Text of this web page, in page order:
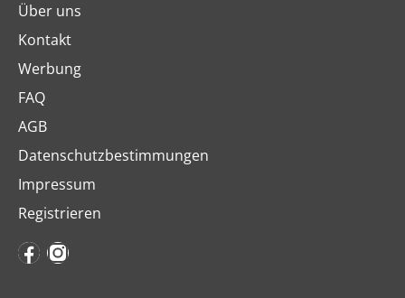
Über uns
Kontakt
Werbung
FAQ
AGB
Datenschutzbestimmungen
Impressum
Registrieren